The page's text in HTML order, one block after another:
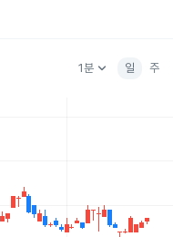
1분keyboard_arrow_down 일 주